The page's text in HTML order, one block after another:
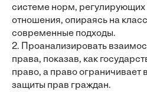
системе норм,
отношения, опираясь на
современные подходы.
2. Проанализировать
права, показав, как
право, а право ограничивает
защиты прав граждан.